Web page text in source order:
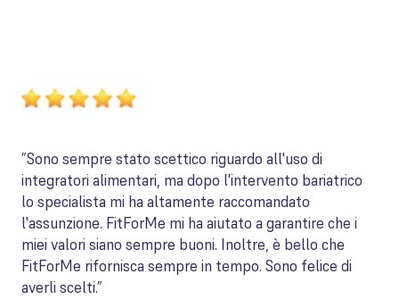
”Sono sempre stato scettico riguardo all'uso di
integratori alimentari, ma dopo l'intervento bariatrico
lo specialista mi ha altamente raccomandato
l'assunzione. FitForMe mi ha aiutato a garantire che i
miei valori siano sempre buoni. Inoltre, è bello che
FitForMe rifornisca sempre in tempo. Sono felice di
averli scelti.”